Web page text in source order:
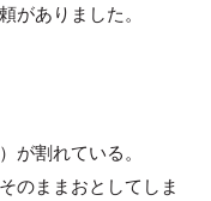
がありました。
が割れている。
のままおとしてしま